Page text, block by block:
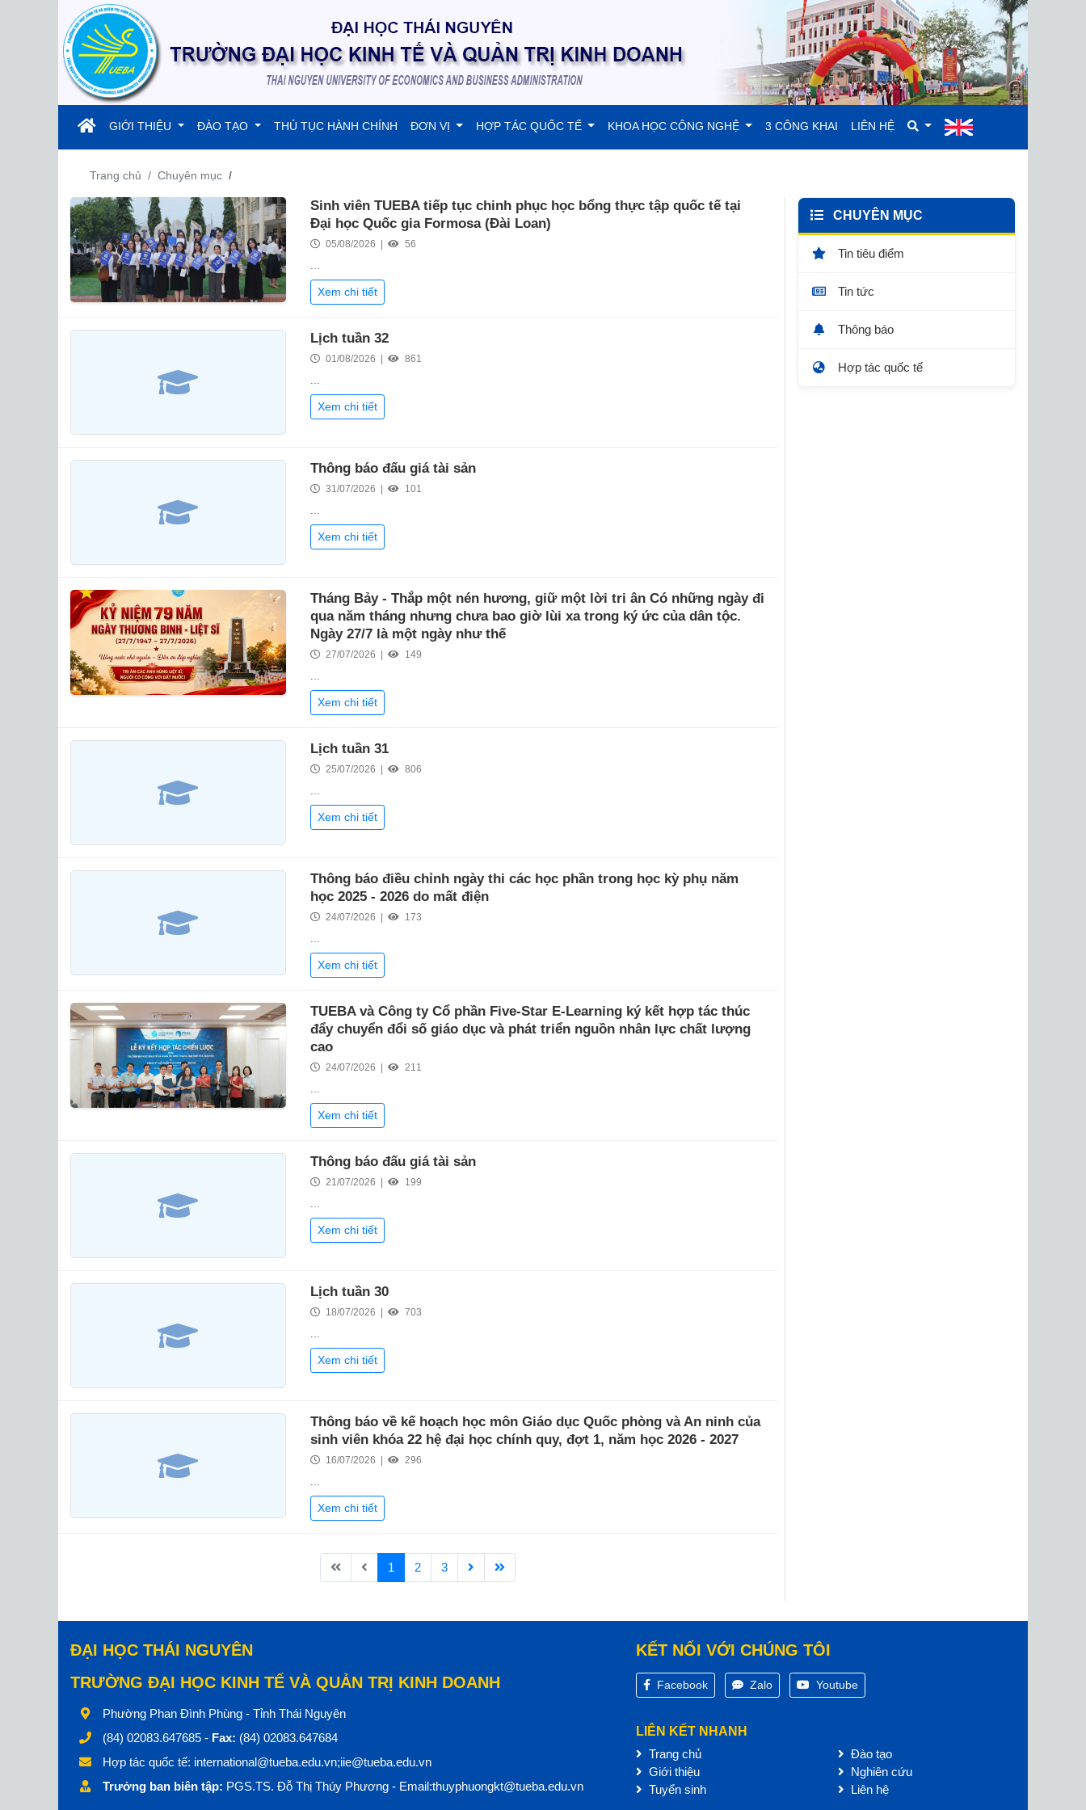
(current)
GIỚI THIỆU ĐÀO TẠO THỦ TỤC HÀNH CHÍNH ĐƠN VỊ HỢP TÁC QUỐC TẾ KHOA HỌC CÔNG NGHỆ 3 CÔNG KHAI LIÊN HỆ
Trang chủ Chuyên mục
Sinh viên TUEBA tiếp tục chinh phục học bổng thực tập quốc tế tại
Đại học Quốc gia Formosa (Đài Loan)
05/08/2026 | 56
...
Xem chi tiết
Lịch tuần 32
01/08/2026 | 861
...
Xem chi tiết
Thông báo đấu giá tài sản
31/07/2026 | 101
...
Xem chi tiết
Tháng Bảy - Thắp một nén hương, giữ một lời tri ân Có những ngày đi
qua năm tháng nhưng chưa bao giờ lùi xa trong ký ức của dân tộc.
Ngày 27/7 là một ngày như thế
27/07/2026 | 149
...
Xem chi tiết
Lịch tuần 31
25/07/2026 | 806
...
Xem chi tiết
Thông báo điều chỉnh ngày thi các học phần trong học kỳ phụ năm
học 2025 - 2026 do mất điện
24/07/2026 | 173
...
Xem chi tiết
TUEBA và Công ty Cổ phần Five-Star E-Learning ký kết hợp tác thúc
đẩy chuyển đổi số giáo dục và phát triển nguồn nhân lực chất lượng
cao
24/07/2026 | 211
...
Xem chi tiết
Thông báo đấu giá tài sản
21/07/2026 | 199
...
Xem chi tiết
Lịch tuần 30
18/07/2026 | 703
...
Xem chi tiết
Thông báo về kế hoạch học môn Giáo dục Quốc phòng và An ninh của
sinh viên khóa 22 hệ đại học chính quy, đợt 1, năm học 2026 - 2027
16/07/2026 | 296
...
Xem chi tiết
1 2 3
CHUYÊN MỤC
Tin tiêu điểm
Tin tức
Thông báo
Hợp tác quốc tế
ĐẠI HỌC THÁI NGUYÊN
TRƯỜNG ĐẠI HỌC KINH TẾ VÀ QUẢN TRỊ KINH DOANH
Phường Phan Đình Phùng - Tỉnh Thái Nguyên
(84) 02083.647685 - Fax: (84) 02083.647684
Hợp tác quốc tế: international@tueba.edu.vn;iie@tueba.edu.vn
Trưởng ban biên tập: PGS.TS. Đỗ Thị Thúy Phương - Email:thuyphuongkt@tueba.edu.vn
KẾT NỐI VỚI CHÚNG TÔI
Facebook Zalo Youtube
LIÊN KẾT NHANH
Trang chủ
Giới thiệu
Tuyển sinh
Đào tạo
Nghiên cứu
Liên hệ